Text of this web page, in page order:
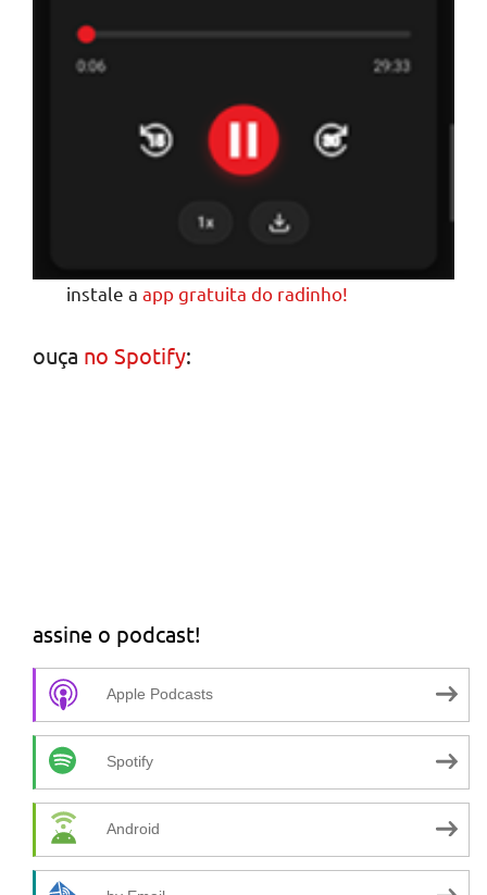
instale aapp gratuita do radinho!
ouça no Spotify:
assine o podcast!
Apple Podcasts
Spotify
Android